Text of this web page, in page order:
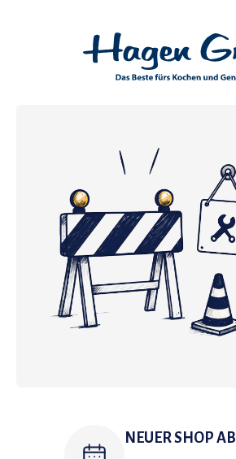
NEUER SHOP